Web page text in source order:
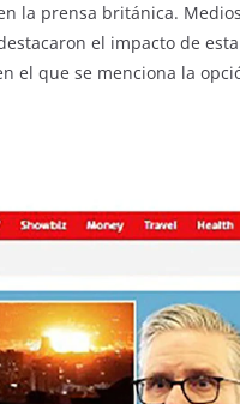
la prensa británica.
el impacto de
el que se menciona la